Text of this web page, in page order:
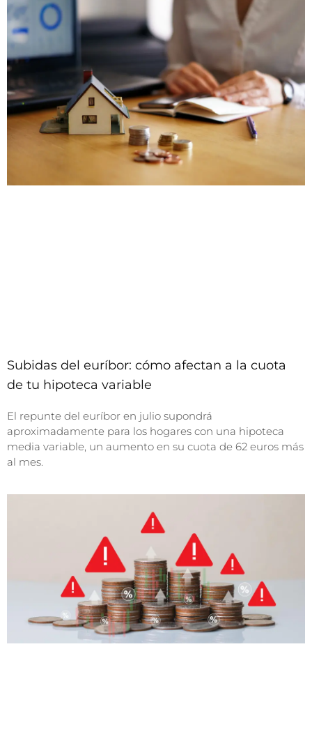
Subidas del euríbor: cómo afectan a la cuota
de tu hipoteca variable
El repunte del euríbor en julio supondrá
aproximadamente para los hogares con una hipoteca
media variable, un aumento en su cuota de 62 euros más
al mes.